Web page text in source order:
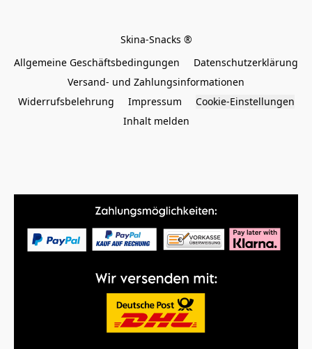
Allgemeine Geschäftsbedingungen
Datenschutzerklärung
Versand- und Zahlungsinformationen
Widerrufsbelehrung
Impressum
Cookie-Einstellungen
Inhalt melden